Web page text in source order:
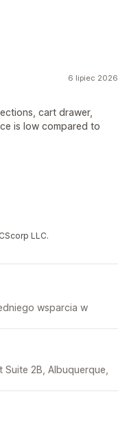
6 lipiec 2026
cart drawer,
is low compared to
LLC.
wsparcia w
2B, Albuquerque,